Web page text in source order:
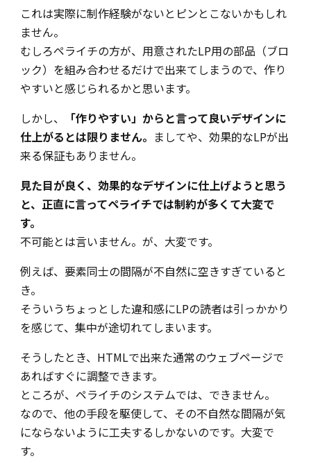
これは実際に制作経験がないとピンとこないかもしれ
ません。
むしろペライチの方が、用意されたLP用の部品（ブロ
ック）を組み合わせるだけで出来てしまうので、作り
やすいと感じられるかと思います。
しかし、
「作りやすい」からと言って良いデザインに
仕上がるとは限りません。 ましてや、効果的なLPが出
来る保証もありません。
見た目が良く、効果的なデザインに仕上げようと思う
と、正直に言ってペライチでは制約が多くて大変で
す。
不可能とは言いません。が、大変です。
例えば、要素同士の間隔が不自然に空きすぎていると
き。
そういうちょっとした違和感にLPの読者は引っかかり
を感じて、集中が途切れてしまいます。
そうしたとき、HTMLで出来た通常のウェブページで
あればすぐに調整できます。
ところが、ペライチのシステムでは、できません。
なので、他の手段を駆使して、その不自然な間隔が気
にならないように工夫するしかないのです。大変で
す。